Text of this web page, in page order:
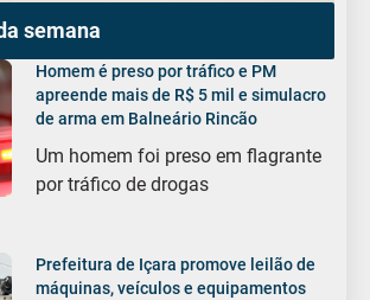
semana
Homem é preso por tráfico e PM
apreende mais de R$ 5 mil e simulacro
de arma em Balneário Rincão
Um homem foi preso em flagrante
por tráfico de drogas
Prefeitura de Içara promove leilão de
máquinas, veículos e equipamentos